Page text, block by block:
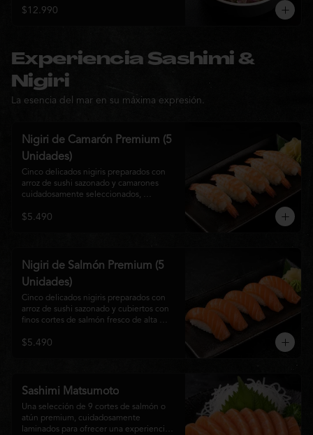
para una experiencia Nikkei llena de
frescura, equilibrio y sabor.
$12.990
Experiencia Sashimi &
Nigiri
La esencia del mar en su máxima expresión.
Nigiri de Camarón Premium (5
Unidades)
Cinco delicados nigiris preparados con
arroz de sushi sazonado y camarones
cuidadosamente seleccionados,
Su textura suave, frescura y sabor natural
$5.490
Nigiri de Salmón Premium (5
Unidades)
Cinco delicados nigiris preparados con
arroz de sushi sazonado y cubiertos con
finos cortes de salmón fresco de alta
gastronomía japonesa que destaca por su
$5.490
Sashimi Matsumoto
Una selección de 9 cortes de salmón o
atún premium, cuidadosamente
laminados para ofrecer una experiencia